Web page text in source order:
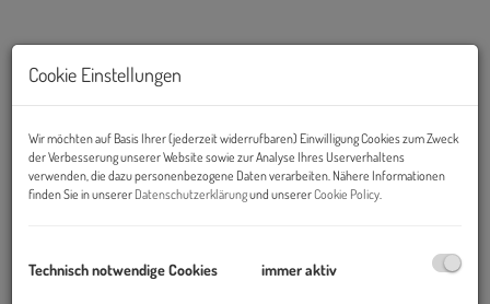
Cookie Einstellungen
Wir möchten auf Basis Ihrer (jederzeit widerrufbaren) Einwilligung Cookies zum Zweck
der Verbesserung unserer Website sowie zur Analyse Ihres Userverhaltens
verwenden, die dazu personenbezogene Daten verarbeiten. Nähere Informationen
finden Sie in unserer Datenschutzerklärungund unsererCookie Policy
Technisch notwendige Cookies immer aktiv